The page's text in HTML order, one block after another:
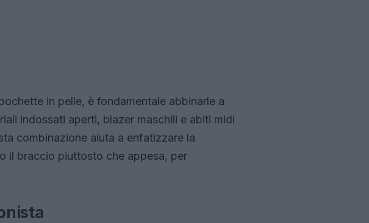
in pelle, è fondamentale abbinarle a
indossati aperti, blazer maschili e abiti midi
combinazione aiuta a enfatizzare la
il braccio piuttosto che appesa, per